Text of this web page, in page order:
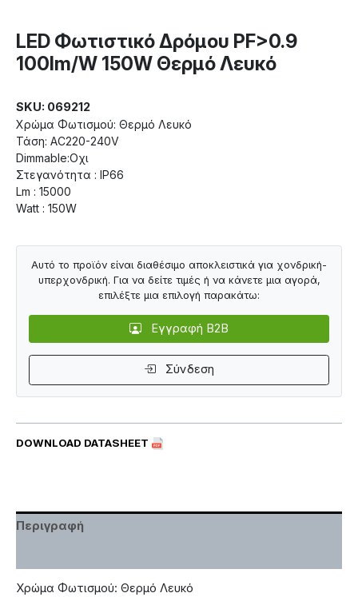
LED Φωτιστικό Δρόμου PF>0.9
100lm/W 150W Θερμό Λευκό
SKU: 069212
Χρώμα Φωτισμού: Θερμό Λευκό
Τάση: AC220-240V
Dimmable:Οχι
Στεγανότητα : IP66
Lm : 15000
Watt : 150W
DOWNLOAD DATASHEET
Αυτό το προϊόν είναι διαθέσιμο αποκλειστικά για χονδρική-
υπερχονδρική. Για να δείτε τιμές ή να κάνετε μια αγορά,
επιλέξτε μια επιλογή παρακάτω:
Εγγραφή B2B
Σύνδεση
Περιγραφή
Χρώμα Φωτισμού: Θερμό Λευκό